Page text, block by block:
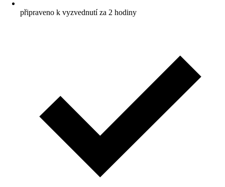
připraveno k vyzvednutí za 2 hodiny